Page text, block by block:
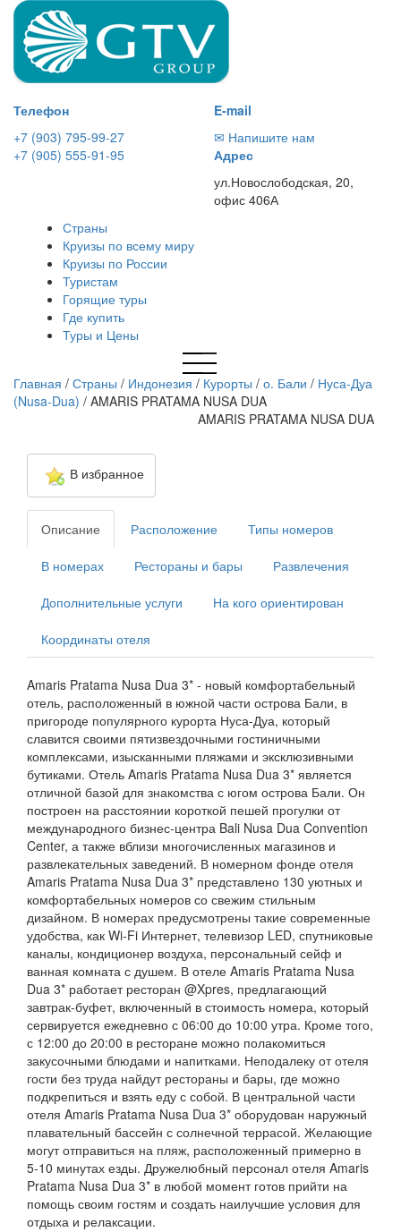
Телефон
+7 (903) 795-99-27
+7 (905) 555-91-95
E-mail
✉ Напишите нам
Адрес
ул.Новослободская, 20,
офис 406А
Страны
Круизы по всему миру
Круизы по России
Туристам
Горящие туры
Где купить
Туры и Цены
Главная / Страны / Индонезия / Курорты / о. Бали / Нуса-Дуа
(Nusa-Dua) / AMARIS PRATAMA NUSA DUA
AMARIS PRATAMA NUSA DUA
В избранное
Описание Расположение Типы номеров
В номерах Рестораны и бары Развлечения
Дополнительные услуги На кого ориентирован
Координаты отеля
Amaris Pratama Nusa Dua 3* - новый комфортабельный
отель, расположенный в южной части острова Бали, в
пригороде популярного курорта Нуса-Дуа, который
славится своими пятизвездочными гостиничными
комплексами, изысканными пляжами и эксклюзивными
бутиками. Отель Amaris Pratama Nusa Dua 3* является
отличной базой для знакомства с югом острова Бали. Он
построен на расстоянии короткой пешей прогулки от
международного бизнес-центра Bali Nusa Dua Convention
Center, а также вблизи многочисленных магазинов и
развлекательных заведений. В номерном фонде отеля
Amaris Pratama Nusa Dua 3* представлено 130 уютных и
комфортабельных номеров со свежим стильным
дизайном. В номерах предусмотрены такие современные
удобства, как Wi-Fi Интернет, телевизор LED, спутниковые
каналы, кондиционер воздуха, персональный сейф и
ванная комната с душем. В отеле Amaris Pratama Nusa
Dua 3* работает ресторан @Xpres, предлагающий
завтрак-буфет, включенный в стоимость номера, который
сервируется ежедневно с 06:00 до 10:00 утра. Кроме того,
с 12:00 до 20:00 в ресторане можно полакомиться
закусочными блюдами и напитками. Неподалеку от отеля
гости без труда найдут рестораны и бары, где можно
подкрепиться и взять еду с собой. В центральной части
отеля Amaris Pratama Nusa Dua 3* оборудован наружный
плавательный бассейн с солнечной террасой. Желающие
могут отправиться на пляж, расположенный примерно в
5-10 минутах езды. Дружелюбный персонал отеля Amaris
Pratama Nusa Dua 3* в любой момент готов прийти на
помощь своим гостям и создать наилучшие условия для
отдыха и релаксации.